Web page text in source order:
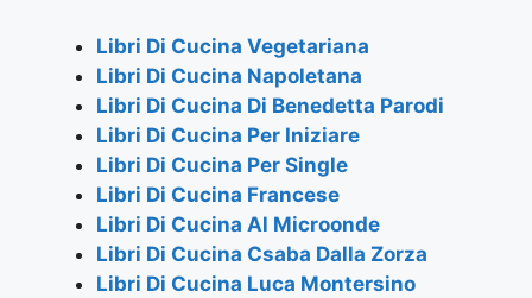
b
o
o
k
A
p
p
a
m
Libri Di Cucina Vegetariana
Libri Di Cucina Napoletana
Libri Di Cucina Di Benedetta Parodi
Libri Di Cucina Per Iniziare
Libri Di Cucina Per Single
Libri Di Cucina Francese
Libri Di Cucina Al Microonde
Libri Di Cucina Csaba Dalla Zorza
Libri Di Cucina Luca Montersino